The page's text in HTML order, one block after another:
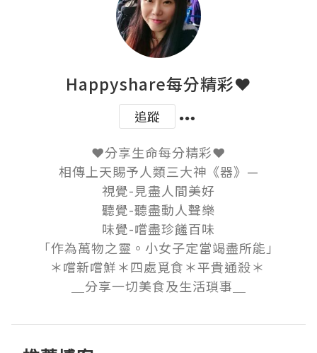
Happyshare每分精彩❤
追蹤
❤分享生命每分精彩❤
相傳上天賜予人類三大神《器》—
視覺-見盡人間美好
聽覺-聽盡動人聲樂
味覺-嚐盡珍饈百味
「作為萬物之靈。小女子定當竭盡所能」
＊嚐新嚐鮮＊四處覓食＊平貴通殺＊
＿分享一切美食及生活瑣事＿